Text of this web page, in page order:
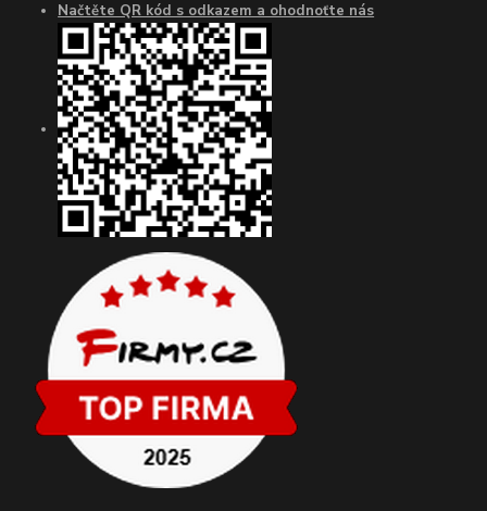
Načtěte QR kód s odkazem a ohodnoťte nás